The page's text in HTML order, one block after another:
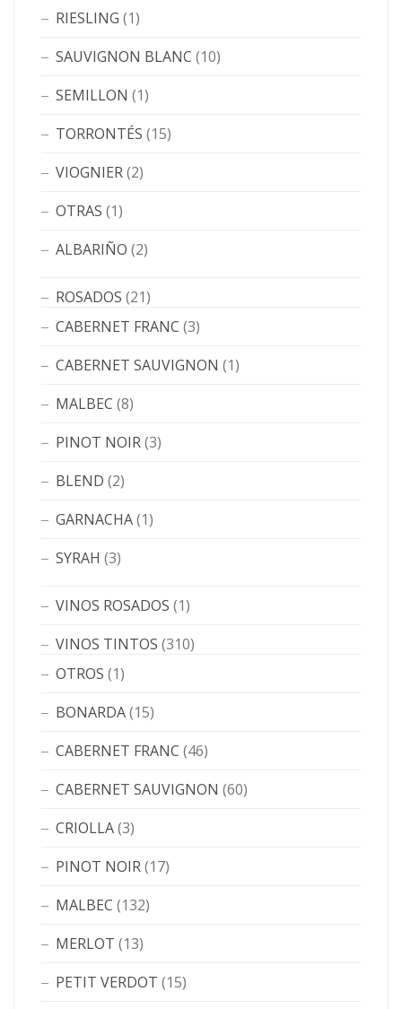
RIESLING (1)
SAUVIGNON BLANC (10)
SEMILLON (1)
TORRONTÉS (15)
VIOGNIER(2)
OTRAS (1)
ALBARIÑO (2)
ROSADOS (21)
CABERNET FRANC (3)
CABERNET SAUVIGNON (1)
MALBEC (8)
PINOT NOIR(3)
BLEND (2)
GARNACHA(1)
SYRAH (3)
VINOS ROSADOS (1)
VINOS TINTOS (310)
OTROS (1)
BONARDA(15)
CABERNET FRANC (46)
CABERNET SAUVIGNON (60)
CRIOLLA(3)
PINOT NOIR(17)
MALBEC (132)
MERLOT (13)
PETIT VERDOT (15)